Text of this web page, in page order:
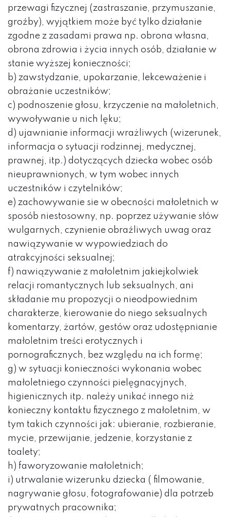
przewagi fizycznej (zastraszanie, przymuszanie,
groźby), wyjątkiem może być tylko działanie
zgodne z zasadami prawa np. obrona własna,
obrona zdrowia i życia innych osób, działanie w
stanie wyższej konieczności;
b) zawstydzanie, upokarzanie, lekceważenie i
obrażanie uczestników;
c) podnoszenie głosu, krzyczenie na małoletnich,
wywoływanie u nich lęku;
d) ujawnianie informacji wrażliwych (wizerunek,
informacja o sytuacji rodzinnej, medycznej,
prawnej, itp.) dotyczących dziecka wobec osób
nieuprawnionych, w tym wobec innych
uczestników i czytelników;
e) zachowywanie sie w obecności małoletnich w
sposób niestosowny, np. poprzez używanie słów
wulgarnych, czynienie obraźliwych uwag oraz
nawiązywanie w wypowiedziach do
atrakcyjności seksualnej;
f) nawiązywanie z małoletnim jakiejkolwiek
relacji romantycznych lub seksualnych, ani
składanie mu propozycji o nieodpowiednim
charakterze, kierowanie do niego seksualnych
komentarzy, żartów, gestów oraz udostępnianie
małoletnim treści erotycznych i
pornograficznych, bez względu na ich formę;
g) w sytuacji konieczności wykonania wobec
małoletniego czynności pielęgnacyjnych,
higienicznych itp. należy unikać innego niż
konieczny kontaktu fizycznego z małoletnim, w
tym takich czynności jak: ubieranie, rozbieranie,
mycie, przewijanie, jedzenie, korzystanie z
toalety;
h) faworyzowanie małoletnich;
i) utrwalanie wizerunku dziecka ( filmowanie,
nagrywanie głosu, fotografowanie) dla potrzeb
prywatnych pracownika;